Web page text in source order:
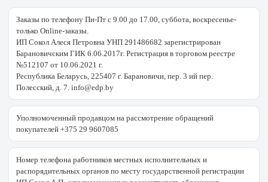
Заказы по телефону Пн-Пт с 9.00 до 17.00, суббота, воскресенье-
только Online-заказы.
ИП Сокол Алеся Петровна УНП 291486682 зарегистрирован
Барановичским ГИК 6.06.2017г. Регистрация в торговом реестре
№512107 от 10.06.2021 г.
Республика Беларусь, 225407 г. Барановичи, пер. 3 ий пер.
Полесский, д. 7. info@edp.by
Уполномоченный продавцом на рассмотрение обращений
покупателей +375 29 9607085
Номер телефона работников местных исполнительных и
распорядительных органов по месту государственной регистрации